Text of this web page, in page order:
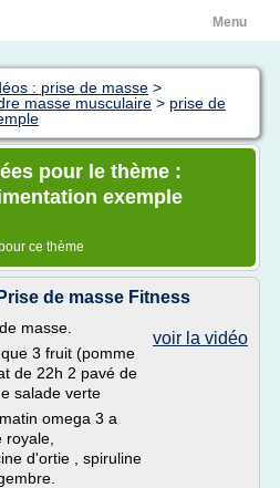
Menu
: prise de masse >
masse musculaire > prise de
pour le thème :
exemple
ce thème
de masse Fitness
voir la vidéo
masse.
3 fruit (pomme
de 22h 2 pavé de
salade verte
omega 3 a
d'ortie , spiruline